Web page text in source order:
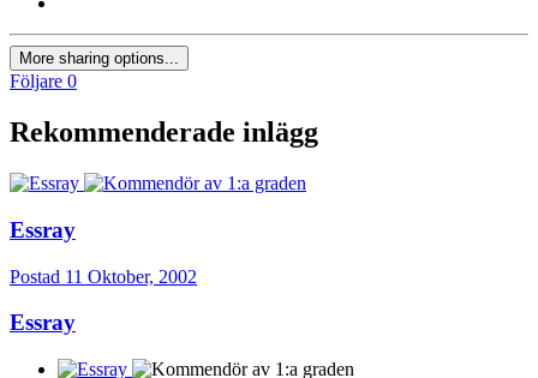
More sharing options...
Följare 0
Rekommenderade inlägg
Essray
Postad 11 Oktober, 2002
Essray